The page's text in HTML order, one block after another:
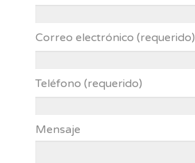
Correo electrónico (requerido)
Teléfono (requerido)
Mensaje